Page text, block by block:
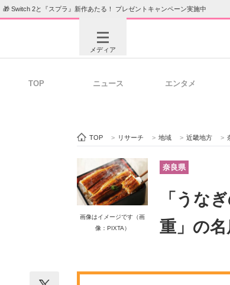
🎁 Switch 2と『スプラ』新作あたる！ プレゼントキャンペーン実施中
メディア
ビジネスと働き方のヒント
ITエンジニア向け専門サイト
モノづくり技術者専門サイト
TOP ニュース エンタメ
TOP > リサーチ > 地域 > 近畿地方 >
画像はイメージです（画
像：PIXTA）
奈良県
「うな
重」の名